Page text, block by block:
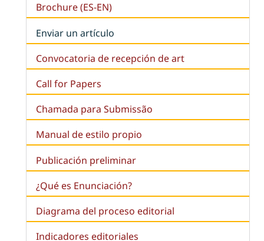
Brochure (ES-EN)
Enviar un artículo
Convocatoria de recepción de art
Call for Papers
Chamada para Submissão
Manual de estilo propio
Publicación preliminar
¿Qué es Enunciación?
Diagrama del proceso editorial
Indicadores editoriales